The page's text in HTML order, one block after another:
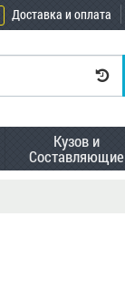
Доставка и оплата
Кузов и
Составляющие